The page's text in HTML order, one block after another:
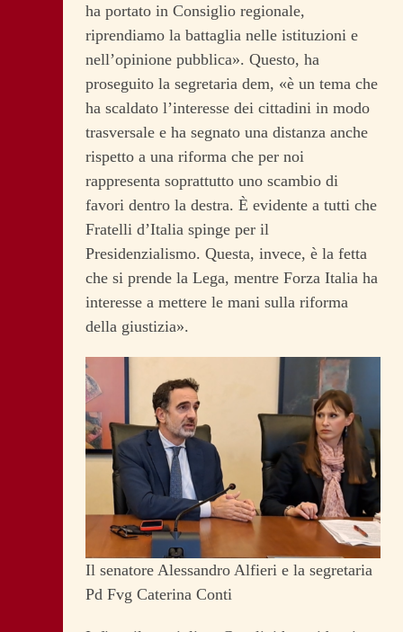
ha portato in Consiglio regionale,
riprendiamo la battaglia nelle istituzioni e
nell’opinione pubblica». Questo, ha
proseguito la segretaria dem, «è un tema che
ha scaldato l’interesse dei cittadini in modo
trasversale e ha segnato una distanza anche
rispetto a una riforma che per noi
rappresenta soprattutto uno scambio di
favori dentro la destra. È evidente a tutti che
Fratelli d’Italia spinge per il
Presidenzialismo. Questa, invece, è la fetta
che si prende la Lega, mentre Forza Italia ha
interesse a mettere le mani sulla riforma
della giustizia».
Il senatore Alessandro Alfieri e la segretaria
Pd Fvg Caterina Conti